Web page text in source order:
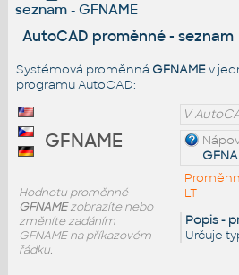
seznam - GFNAME
AutoCAD proměnné - seznam
Systémová proměnná GFNAMEv
programu AutoCAD:
V
LT
Popis -
Určuje
GFNAME
Hodnotu proměnné
GFNAMEzobrazíte nebo
změníte zadáním
GFNAME na příkazovém
řádku.